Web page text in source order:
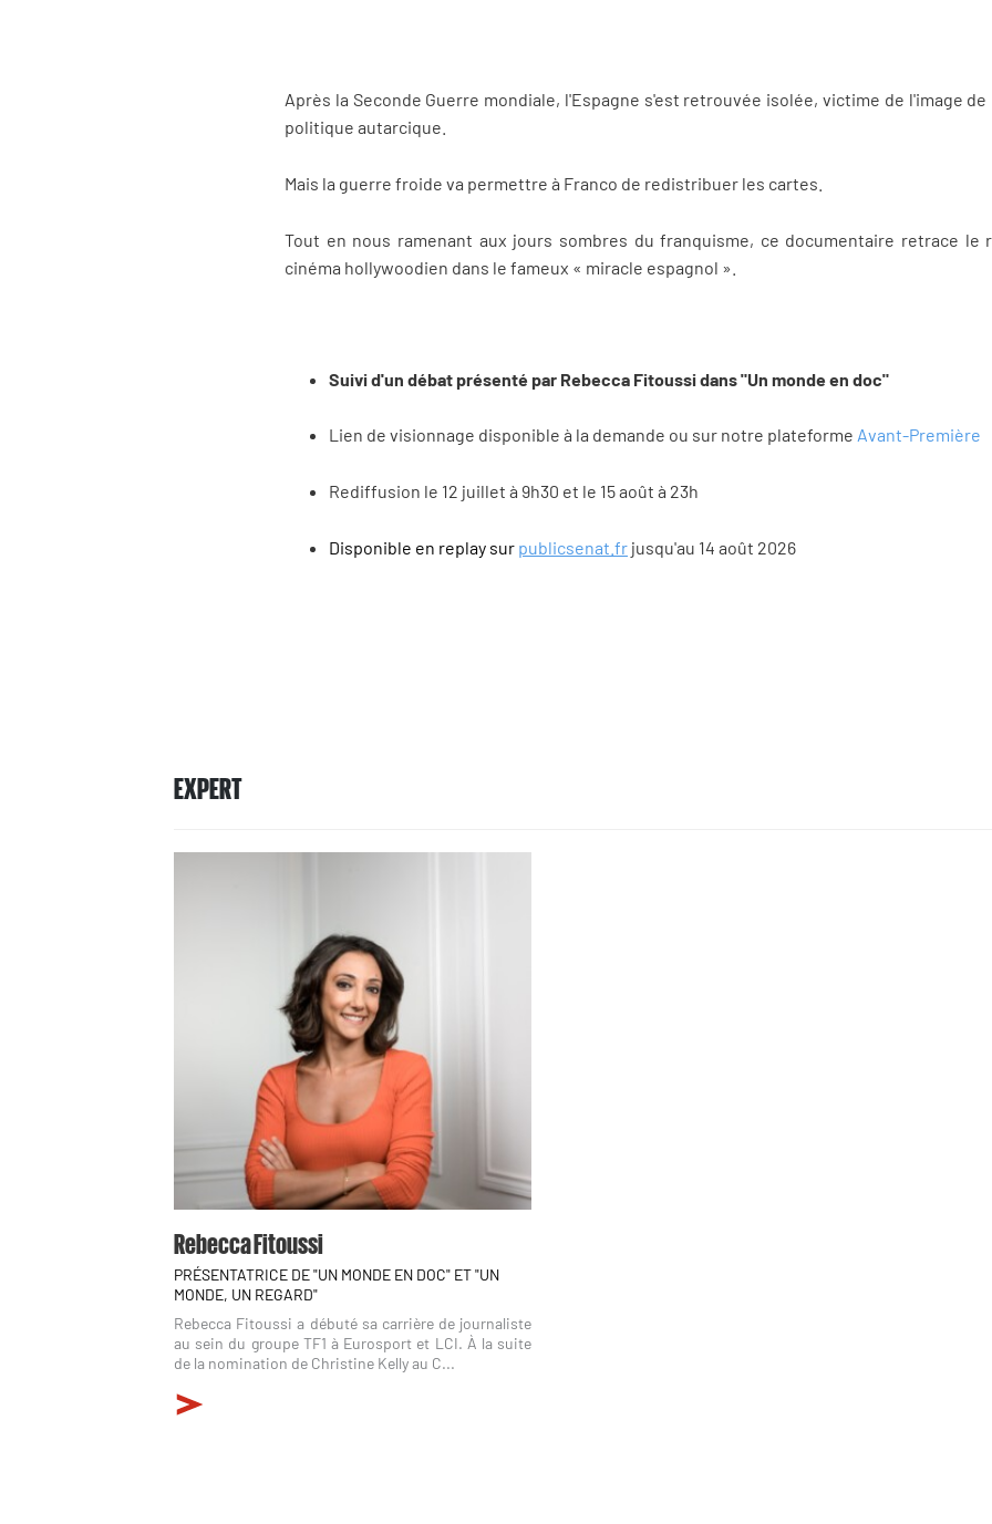
Après la Seconde Guerre mondiale, l'Espagne s'est retrouvée isolée, victime de l'image
politique autarcique.
Mais la guerre froide va permettre à Franco de redistribuer les cartes.
Tout en nous ramenant aux jours sombres du franquisme, ce documentaire retrace le
cinéma hollywoodien dans le fameux « miracle espagnol ».
Suivi d'un débat présenté par Rebecca Fitoussi dans "Un monde en doc"
Lien de visionnage disponible à la demande ou sur notre plateforme Avant-Première
Rediffusion le 12 juillet à 9h30 et le 15 août à 23h
Disponible en replay sur publicsenat.fr jusqu'au 14 août 2026
EXPERT
Rebecca Fitoussi
PRÉSENTATRICE DE "UN MONDE EN DOC" ET "UN
MONDE, UN REGARD"
Rebecca Fitoussi a débuté sa carrière de journaliste
au sein du groupe TF1 à Eurosport et LCI. À la suite
de la nomination de Christine Kelly au C...